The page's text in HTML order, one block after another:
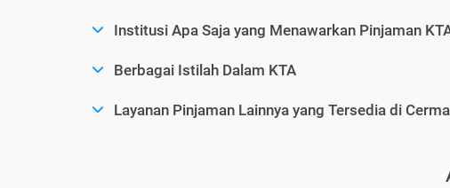
Institusi Apa Saja yang Menawarkan Pinjaman
Berbagai Istilah Dalam KTA
Layanan Pinjaman Lainnya yang Tersedia di